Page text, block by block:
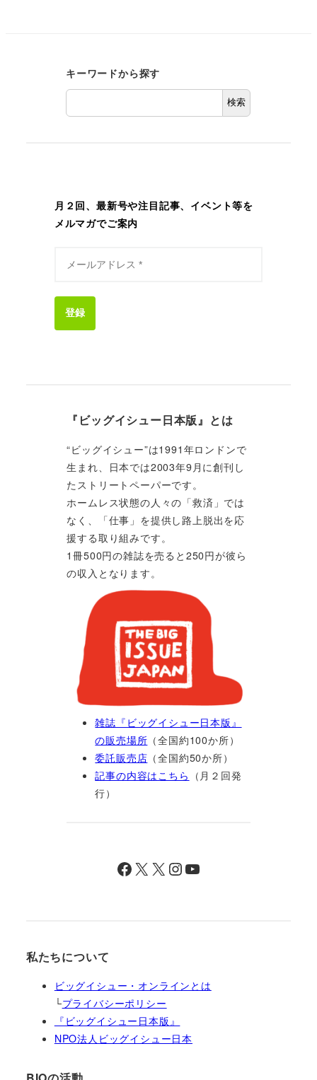
キーワードから探す
検索
月２回、最新号や注目記事、イベント等を
メルマガでご案内
登録
『ビッグイシュー日本版』とは
“ビッグイシュー”は1991年ロンドンで
生まれ、日本では2003年9月に創刊し
たストリートペーパーです。
ホームレス状態の人々の「救済」では
なく、「仕事」を提供し路上脱出を応
援する取り組みです。
1冊500円の雑誌を売ると250円が彼ら
の収入となります。
雑誌『ビッグイシュー日本版』
の販売場所 （全国約100か所）
委託販売店 （全国約50か所）
記事の内容はこちら （月２回発
行）
Facebook X X InstagramYouTube
私たちについて
ビッグイシュー・オンラインとは
└プライバシーポリシー
『ビッグイシュー日本版』
NPO法人ビッグイシュー日本